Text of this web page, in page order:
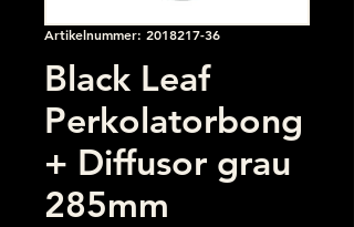
Artikelnummer: 2018217-36
Black Leaf
Perkolatorbong
+ Diffusor grau
285mm